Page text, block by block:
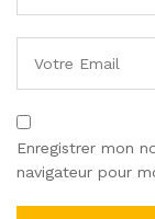
Enregistrer mon
navigateur pour